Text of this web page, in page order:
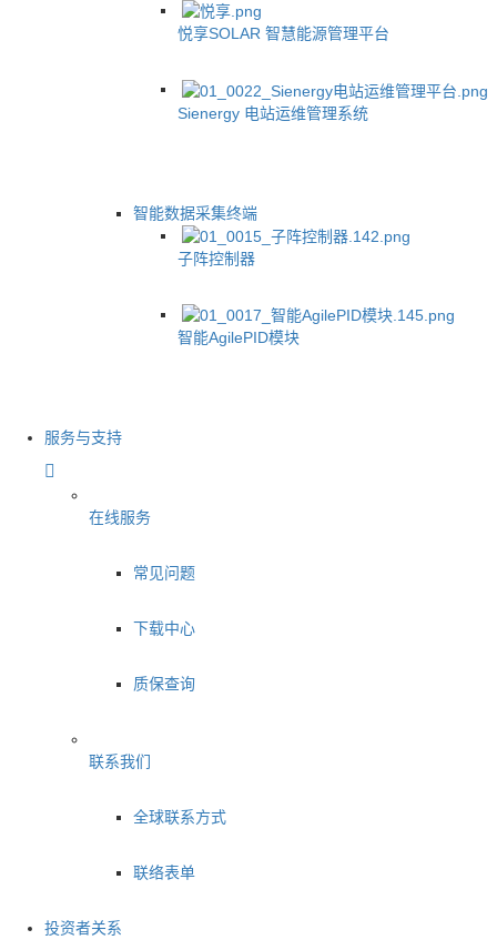
悦享SOLAR 智慧能源管理平台
Sienergy 电站运维管理系统
智能数据采集终端
子阵控制器
智能AgilePID模块
服务与支持
在线服务
常见问题
下载中心
质保查询
联系我们
全球联系方式
联络表单
投资者关系